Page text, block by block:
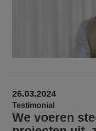
26.03.2024
Testimonial
We voeren